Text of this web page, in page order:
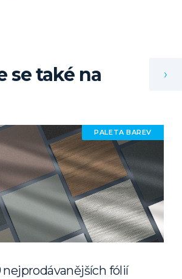
se také na
nejprodávanějších fólií
PALETA BAREV
›